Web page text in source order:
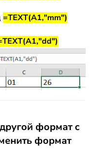
=TEXT(A1,"mm")
формат с
формат